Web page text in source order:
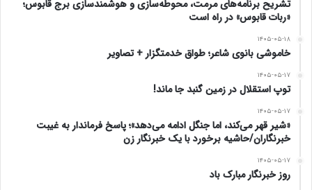
تشریح برنامه‌های مرمت، محوطه‌سازی و هوشمندسازی برج قابوس؛
«ربات قابوس» در راه است
۱۴۰۵-۰۵-۱۸
خاموشی بانوی شاعر؛ طواق خدمتگزار + تصاویر
۱۴۰۵-۰۵-۱۷
توپ استقلال در زمین گنبد جا ماند!
۱۴۰۵-۰۵-۱۷
«شیر قهر می‌کند، اما جنگل ادامه می‌دهد»؛ پاسخ فرماندار به غیبت
خبرنگاران/حاشیه برخورد با یک خبرنگار زن
۱۴۰۵-۰۵-۱۷
روز خبرنگار مبارک باد